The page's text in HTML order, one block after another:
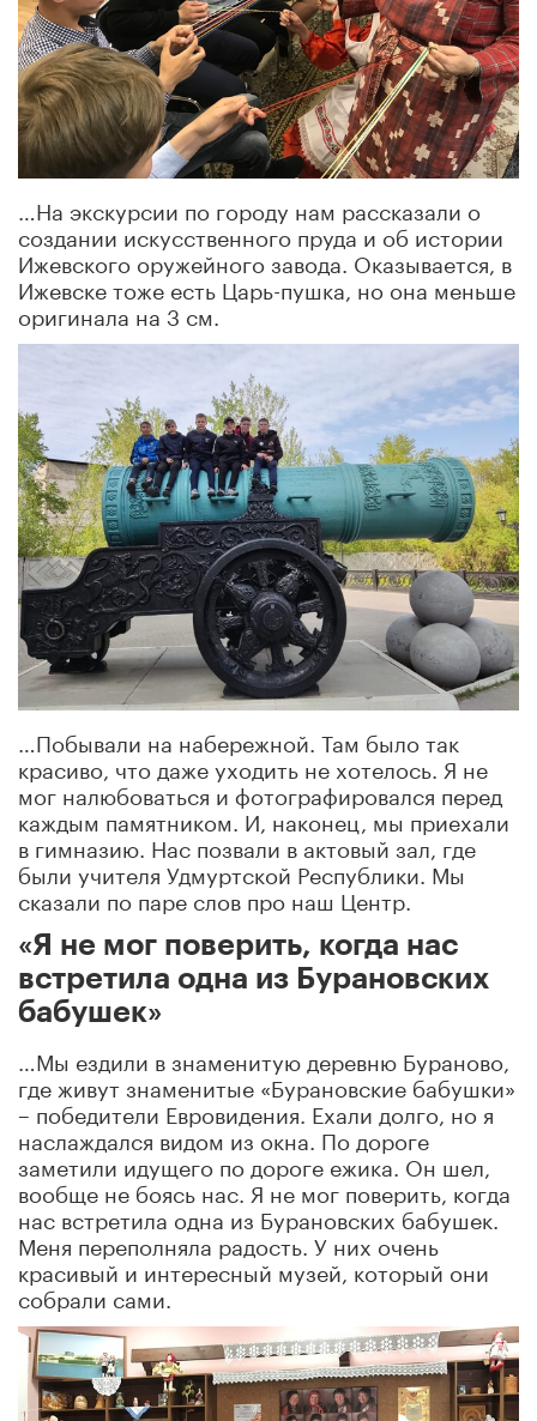
…На экскурсии по городу нам рассказали о
создании искусственного пруда и об истории
Ижевского оружейного завода. Оказывается, в
Ижевске тоже есть Царь-пушка, но она меньше
оригинала на 3 см.
…Побывали на набережной. Там было так
красиво, что даже уходить не хотелось. Я не
мог налюбоваться и фотографировался перед
каждым памятником. И, наконец, мы приехали
в гимназию. Нас позвали в актовый зал, где
были учителя Удмуртской Республики. Мы
сказали по паре слов про наш Центр.
«Я не мог поверить, когда нас
встретила одна из Бурановских
бабушек»
…Мы ездили в знаменитую деревню Бураново,
где живут знаменитые «Бурановские бабушки»
– победители Евровидения. Ехали долго, но я
наслаждался видом из окна. По дороге
заметили идущего по дороге ежика. Он шел,
вообще не боясь нас. Я не мог поверить, когда
нас встретила одна из Бурановских бабушек.
Меня переполняла радость. У них очень
красивый и интересный музей, который они
собрали сами.